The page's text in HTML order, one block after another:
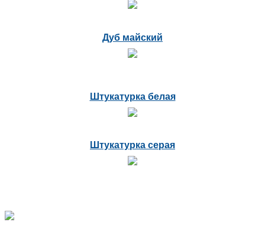
Дуб майский
Штукатурка белая
Штукатурка серая